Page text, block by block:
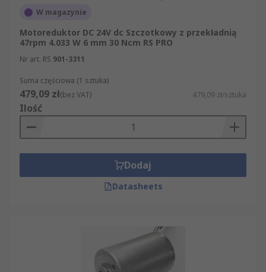
W magazynie
Motoreduktor DC 24V dc Szczotkowy z przekładnią
47rpm 4.033 W 6 mm 30 Ncm RS PRO
Nr art. RS 901-3311
Suma częściowa (1 sztuka)
479,09 zł(bez VAT) 479,09 zł/sztuka
Ilość
Dodaj
Datasheets